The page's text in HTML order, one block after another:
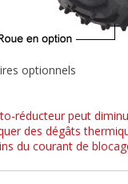
optionnels
réducteur peut
des dégâts
du courant de